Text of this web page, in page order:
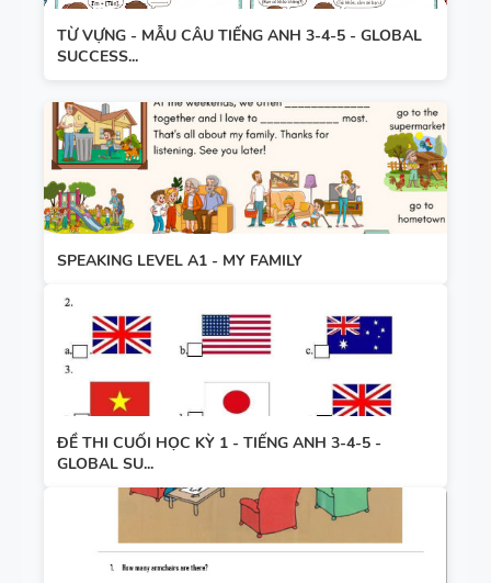
TỪ VỰNG - MẪU CÂU TIẾNG ANH 3-4-5 - GLOBAL
SUCCESS...
SPEAKING LEVEL A1 - MY FAMILY
ĐỀ THI CUỐI HỌC KỲ 1 - TIẾNG ANH 3-4-5 -
GLOBAL SU...